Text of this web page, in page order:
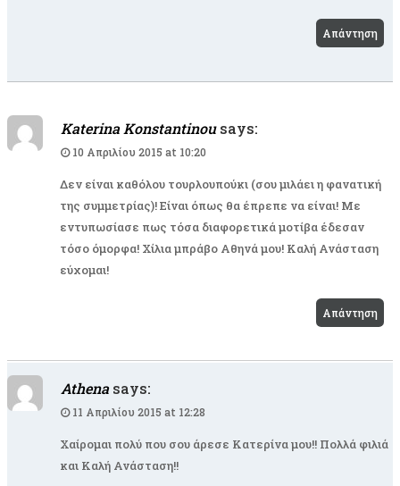
Απάντηση
Katerina Konstantinou says:
10 Απριλίου 2015 at 10:20
Δεν είναι καθόλου τουρλουπούκι (σου μιλάει η φανατική
της συμμετρίας)! Είναι όπως θα έπρεπε να είναι! Με
εντυπωσίασε πως τόσα διαφορετικά μοτίβα έδεσαν
τόσο όμορφα! Χίλια μπράβο Αθηνά μου! Καλή Ανάσταση
εύχομαι!
Απάντηση
Athena says:
11 Απριλίου 2015 at 12:28
Χαίρομαι πολύ που σου άρεσε Κατερίνα μου!! Πολλά φιλιά
και Καλή Ανάσταση!!